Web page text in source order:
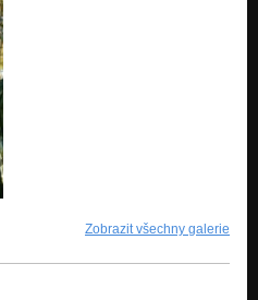
Zobrazit všechny galerie